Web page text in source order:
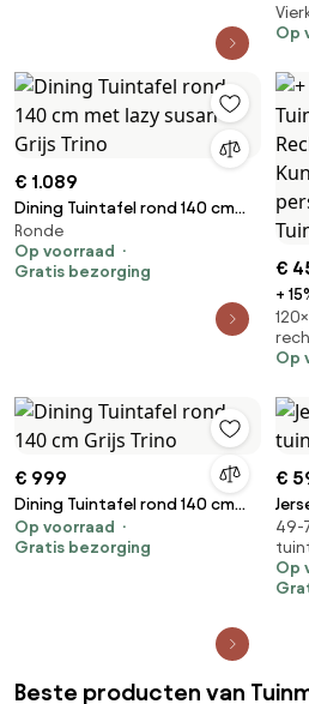
tuin
Op
€ 1.089
Dining Tuintafel rond 140 cm
met lazy susan Grijs Trino
Ronde
Op voorraad
Gratis bezorging
€
+
eettafel
| 4
Op
€ 999
Dining Tuintafel rond 140 cm
Grijs Trino
Op voorraad
Gratis bezorging
€
140
49-
Op
Beste producten van